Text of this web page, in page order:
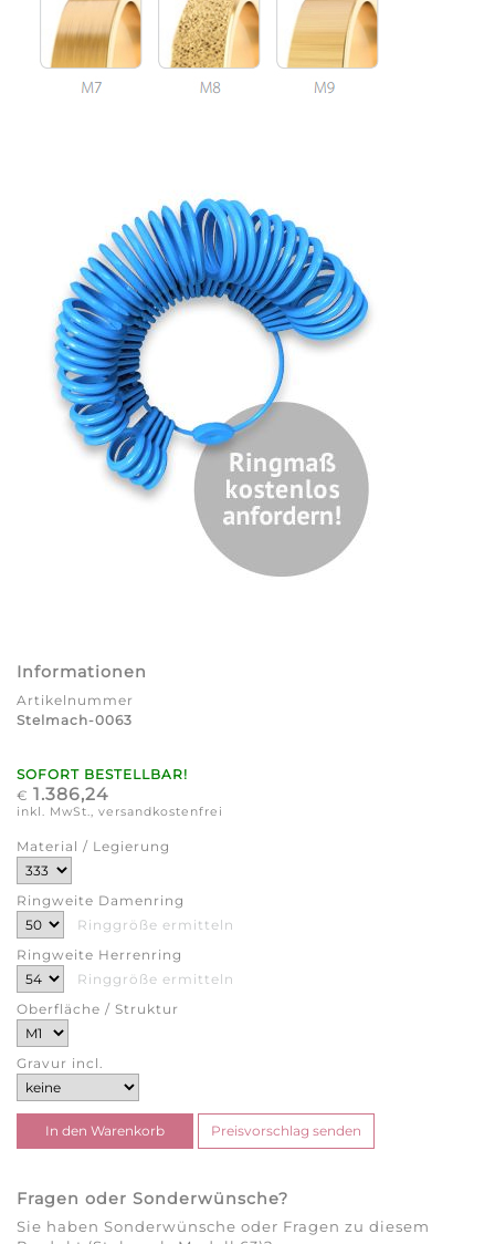
Informationen
Artikelnummer
Stelmach-0063
SOFORT BESTELLBAR!
€ 1.386,24
inkl. MwSt., versandkostenfrei
Material / Legierung
Ringweite Damenring
Ringgröße ermitteln
Ringweite Herrenring
Ringgröße ermitteln
Oberfläche / Struktur
Gravur incl.
Fragen oder Sonderwünsche?
Sie haben Sonderwünsche oder Fragen zu diesem